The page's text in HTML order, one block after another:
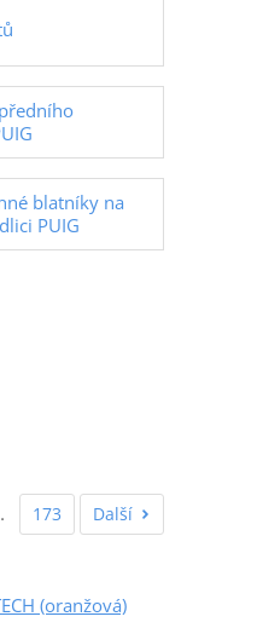
blatníky na
PUIG
173 Další
(oranžová)